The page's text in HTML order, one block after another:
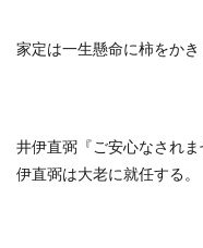
家定は一生懸命に柿をか
井伊直弼『ご安心なされ
伊直弼は大老に就任する。